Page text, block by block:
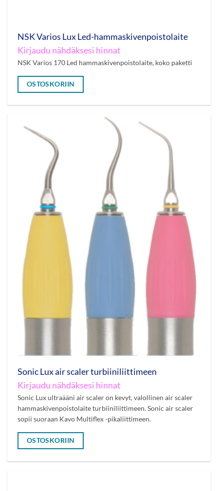
NSK Varios Lux Led-hammaskivenpoistolaite
Kirjaudu nähdäksesi hinnat
NSK Varios 170 Led hammaskivenpoistolaite, koko paketti
OSTOSKORIIN
Sonic Lux air scaler turbiiniliittimeen
Kirjaudu nähdäksesi hinnat
Sonic Lux ultraääni air scaler on kevyt, valollinen air scaler
hammaskivenpoistolaite turbiiniliittimeen. Sonic air scaler
sopii suoraan Kavo Multiflex -pikaliittimeen.
OSTOSKORIIN